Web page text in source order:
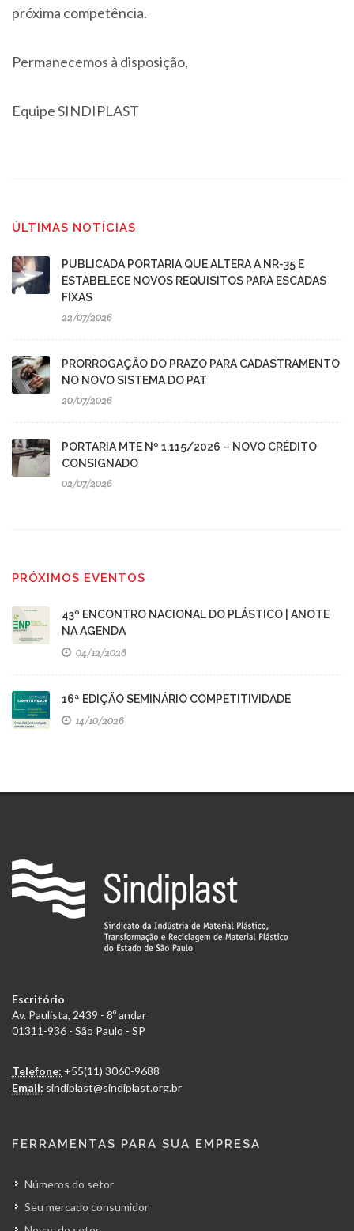
próxima competência.
Permanecemos à disposição,
Equipe SINDIPLAST
ÚLTIMAS NOTÍCIAS
PUBLICADA PORTARIA QUE ALTERA A NR-35 E
ESTABELECE NOVOS REQUISITOS PARA ESCADAS
FIXAS
22/07/2026
PRORROGAÇÃO DO PRAZO PARA CADASTRAMENTO
NO NOVO SISTEMA DO PAT
20/07/2026
PORTARIA MTE Nº 1.115/2026 – NOVO CRÉDITO
CONSIGNADO
02/07/2026
PRÓXIMOS EVENTOS
43º ENCONTRO NACIONAL DO PLÁSTICO | ANOTE
NA AGENDA
04/12/2026
16ª EDIÇÃO SEMINÁRIO COMPETITIVIDADE
14/10/2026
Escritório
Av. Paulista, 2439 - 8º andar
01311-936 - São Paulo - SP
Telefone: +55(11) 3060-9688
Email: sindiplast@sindiplast.org.br
FERRAMENTAS PARA SUA EMPRESA
Números do setor
Seu mercado consumidor